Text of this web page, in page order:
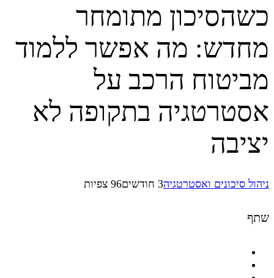
כשהסיכון מתומחר
מחדש: מה אפשר ללמוד
מביטוח הרכב על
אסטרטגיה בתקופה לא
יציבה
ניהול סיכונים ואסטרטגיה3 חודשים 96 צפיות
שתף